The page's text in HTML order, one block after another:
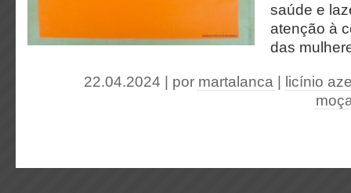
saúde e
atenção à
das
22.04.2024 | por martalanca
licínio